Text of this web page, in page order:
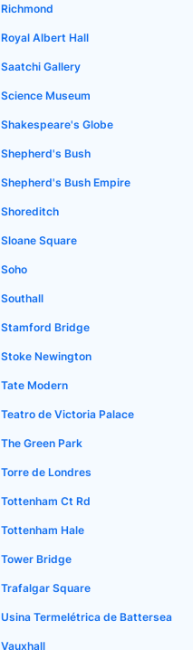
Richmond
Royal Albert Hall
Saatchi Gallery
Science Museum
Shakespeare's Globe
Shepherd's Bush
Shepherd's Bush Empire
Shoreditch
Sloane Square
Soho
Southall
Stamford Bridge
Stoke Newington
Tate Modern
Teatro de Victoria Palace
The Green Park
Torre de Londres
Tottenham Ct Rd
Tottenham Hale
Tower Bridge
Trafalgar Square
Usina Termelétrica de Battersea
Vauxhall